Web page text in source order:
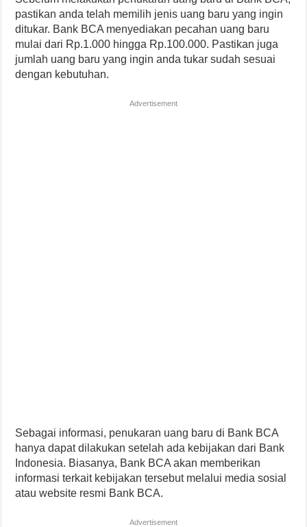
pastikan anda telah memilih jenis uang baru yang ingin
ditukar. Bank BCA menyediakan pecahan uang baru
mulai dari Rp.1.000 hingga Rp.100.000. Pastikan juga
jumlah uang baru yang ingin anda tukar sudah sesuai
dengan kebutuhan.
Advertisement
Sebagai informasi, penukaran uang baru di Bank BCA
hanya dapat dilakukan setelah ada kebijakan dari Bank
Indonesia. Biasanya, Bank BCA akan memberikan
informasi terkait kebijakan tersebut melalui media sosial
atau website resmi Bank BCA.
Advertisement